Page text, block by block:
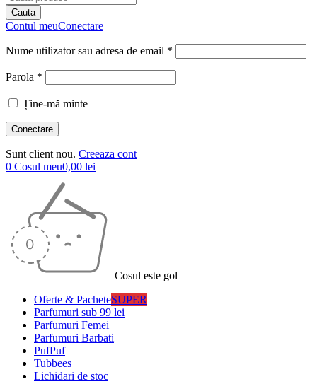
Contul meuConectare
Nume utilizator sau adresa de email *
Parola *
Ține-mă minte
Sunt client nou. Creeaza cont
0 Cosul meu0,00 lei
Cosul este gol
Oferte & PacheteSUPER
Parfumuri sub 99 lei
Parfumuri Femei
Parfumuri Barbati
PufPuf
Tubbees
Lichidari de stoc